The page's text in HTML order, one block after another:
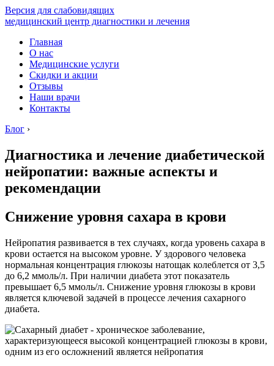
Версия для слабовидящих
медицинский центр диагностики и лечения
Главная
О нас
Медицинские услуги
Скидки и акции
Отзывы
Наши врачи
Контакты
Блог ›
Диагностика и лечение диабетической
нейропатии: важные аспекты и
рекомендации
Снижение уровня сахара в крови
Нейропатия развивается в тех случаях, когда уровень сахара в
крови остается на высоком уровне. У здорового человека
нормальная концентрация глюкозы натощак колеблется от 3,5
до 6,2 ммоль/л. При наличии диабета этот показатель
превышает 6,5 ммоль/л. Снижение уровня глюкозы в крови
является ключевой задачей в процессе лечения сахарного
диабета.